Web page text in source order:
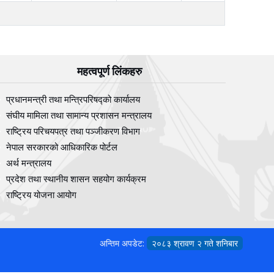
महत्वपूर्ण लिंकहरु
प्रधानमन्त्री तथा मन्त्रिपरिषद्को कार्यालय
संघीय मामिला तथा सामान्य प्रशासन मन्त्रालय
राष्ट्रिय परिचयपत्र तथा पञ्‍जीकरण विभाग
नेपाल सरकारको आधिकारिक पोर्टल
अर्थ मन्त्रालय
प्रदेश तथा स्थानीय शासन सहयोग कार्यक्रम
राष्ट्रिय योजना आयोग
अन्तिम अपडेट: २०८३ श्रावण २ गते शनिबार